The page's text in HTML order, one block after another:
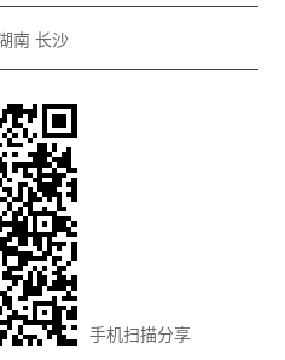
南 长沙
手机扫描分享